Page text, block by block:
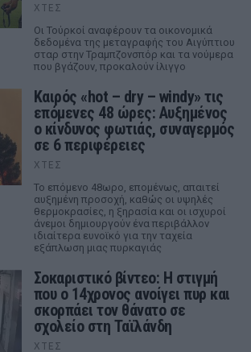
ΧΤΕΣ
Οι Τούρκοί αναφέρουν τα οικονομικά
δεδομένα της μεταγραφής του Αιγύπτιου
σταρ στην Τραμπζονσπόρ και τα νούμερα
που βγάζουν, προκαλούν ίλιγγο
Καιρός «hot – dry – windy» τις
επόμενες 48 ώρες: Αυξημένος
ο κίνδυνος φωτιάς, συναγερμός
σε 6 περιφέρειες
ΧΤΕΣ
Το επόμενο 48ωρο, επομένως, απαιτεί
αυξημένη προσοχή, καθώς οι υψηλές
θερμοκρασίες, η ξηρασία και οι ισχυροί
άνεμοι δημιουργούν ένα περιβάλλον
ιδιαίτερα ευνοϊκό για την ταχεία
εξάπλωση μιας πυρκαγιάς
Σοκαριστικό βίντεο: Η στιγμή
που ο 14χρονος ανοίγει πυρ και
σκορπάει τον θάνατο σε
σχολείο στη Ταϊλάνδη
ΧΤΕΣ